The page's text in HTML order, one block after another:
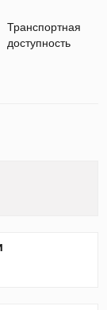
Транспортная
доступность